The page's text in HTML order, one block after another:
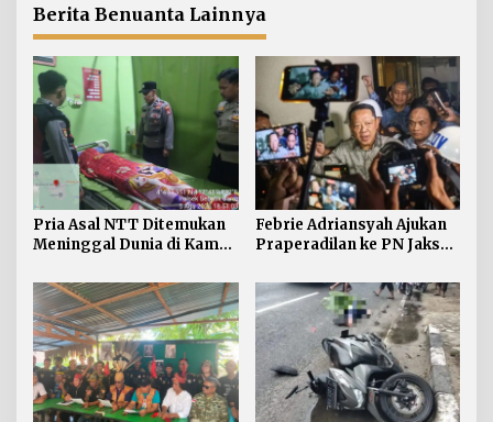
Umur
Berita Benuanta Lainnya
Pria Asal NTT Ditemukan
Meninggal Dunia di Kamar
Febrie Adriansyah Ajukan
Praperadilan ke PN Jaksel